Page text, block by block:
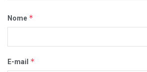
Nome *
E-mail *